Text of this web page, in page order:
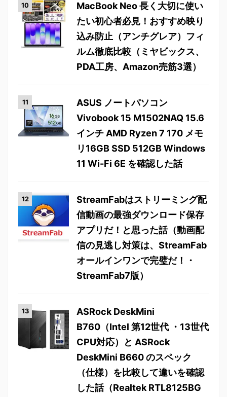
MacBook Neo 長く大切に使い
たい初心者必見！おすすめ映り
込み防止（アンチグレア）フィ
ルム徹底比較（ミヤビックス、
PDA工房、Amazon売筋3選）
ASUS ノートパソコン
Vivobook 15 M1502NAQ 15.6
インチ AMD Ryzen 7 170 メモ
リ16GB SSD 512GB Windows
11 Wi-Fi 6E を確認した話
StreamFabはストリーミング配
信動画の最強ダウンロード保存
アプリだ！と思った話（動画配
信の見逃し対策は、StreamFab
オールインワンで完璧だ！・
StreamFab7版）
ASRock DeskMini
B760（Intel 第12世代 ・13世代
CPU対応）と ASRock
DeskMini B660 のスペック
（仕様）を比較して違いを確認
した話（Realtek RTL8125BG